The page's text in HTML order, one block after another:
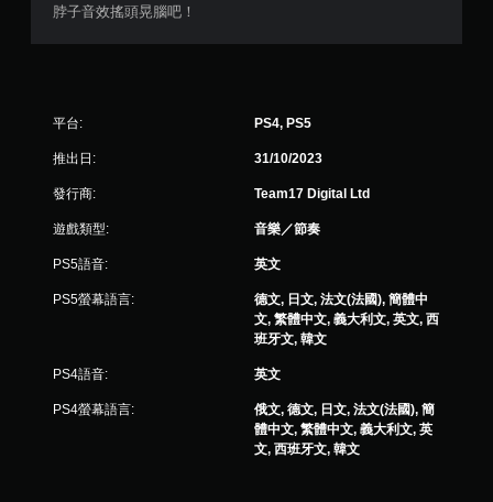
則
脖子音效搖頭晃腦吧！
平台: PS4, PS5
推出日: 31/10/2023
發行商: Team17 Digital Ltd
遊戲類型: 音樂／節奏
PS5語音: 英文
PS5螢幕語言:
德文, 日文, 法文(法國), 簡體中
文, 繁體中文, 義大利文, 英文, 西
班牙文, 韓文
PS4語音: 英文
PS4螢幕語言:
俄文, 德文, 日文, 法文(法國), 簡
體中文, 繁體中文, 義大利文, 英
文, 西班牙文, 韓文